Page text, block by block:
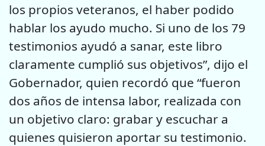
los propios veteranos, el haber podido
hablar los ayudo mucho. Si uno de los 79
testimonios ayudó a sanar, este libro
claramente cumplió sus objetivos”, dijo el
Gobernador, quien recordó que “fueron
dos años de intensa labor, realizada con
un objetivo claro: grabar y escuchar a
quienes quisieron aportar su testimonio.